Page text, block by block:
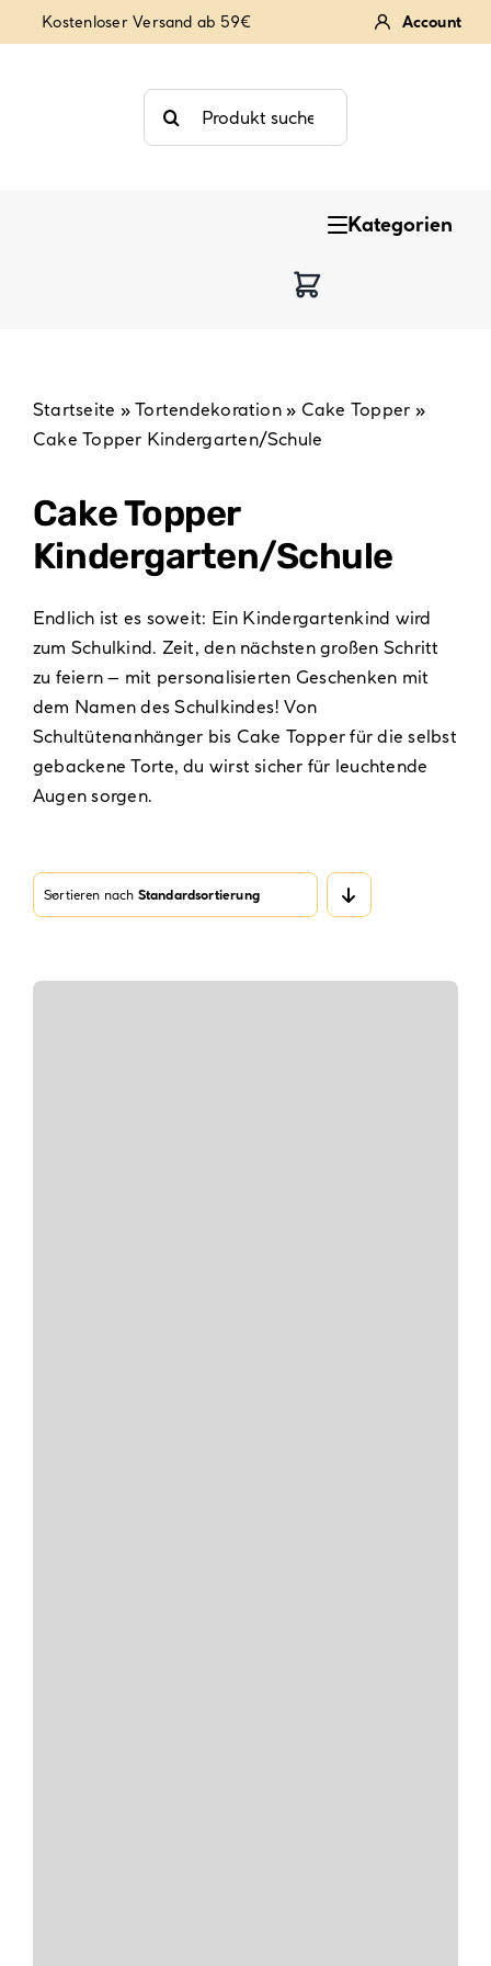
Inhalt
Kostenloser Versand ab 59€ Account
Suche
nach:
Kategorien
Backzubehör & Backwerkzeug
Verpackungen
Partydekoration
Startseite »Tortendekoration» Cake Topper »
Cake Topper Kindergarten/Schule
Cake Topper
Kindergarten/Schule
Endlich ist es soweit: Ein Kindergartenkind wird
zum Schulkind. Zeit, den nächsten großen Schritt
zu feiern – mit personalisierten Geschenken mit
dem Namen des Schulkindes! Von
Schultütenanhänger bis Cake Topper für die selbst
gebackene Torte, du wirst sicher für leuchtende
Augen sorgen.
Sortieren nach Standardsortierung